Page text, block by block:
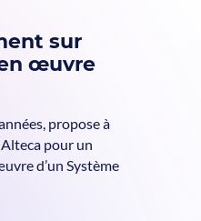
sur
œuvre
propose à
Alteca pour un
d’un Système